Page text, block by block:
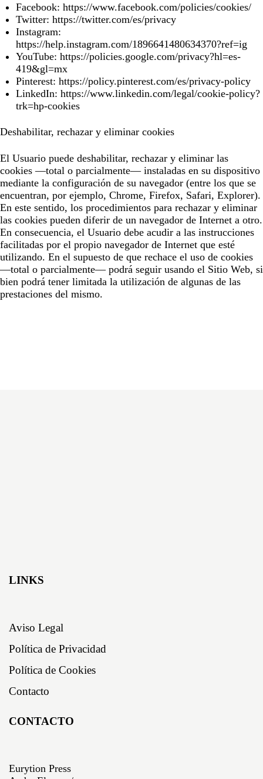
Facebook: https://www.facebook.com/policies/cookies/
Twitter: https://twitter.com/es/privacy
Instagram:
https://help.instagram.com/1896641480634370?ref=ig
YouTube: https://policies.google.com/privacy?hl=es-
419&gl=mx
Pinterest: https://policy.pinterest.com/es/privacy-policy
LinkedIn: https://www.linkedin.com/legal/cookie-policy?
trk=hp-cookies
Deshabilitar, rechazar y eliminar cookies
El Usuario puede deshabilitar, rechazar y eliminar las
cookies —total o parcialmente— instaladas en su dispositivo
mediante la configuración de su navegador (entre los que se
encuentran, por ejemplo, Chrome, Firefox, Safari, Explorer).
En este sentido, los procedimientos para rechazar y eliminar
las cookies pueden diferir de un navegador de Internet a otro.
En consecuencia, el Usuario debe acudir a las instrucciones
facilitadas por el propio navegador de Internet que esté
utilizando. En el supuesto de que rechace el uso de cookies
—total o parcialmente— podrá seguir usando el Sitio Web, si
bien podrá tener limitada la utilización de algunas de las
prestaciones del mismo.
LINKS
Aviso Legal
Política de Privacidad
Política de Cookies
Contacto
CONTACTO
Eurytion Press